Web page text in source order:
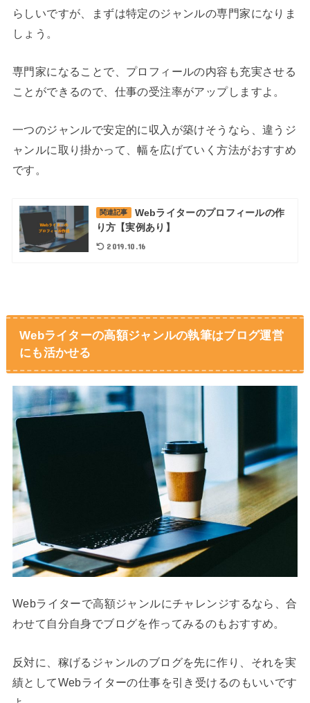
らしいですが、まずは特定のジャンルの専門家になりま
しょう。
専門家になることで、プロフィールの内容も充実させる
ことができるので、仕事の受注率がアップしますよ。
一つのジャンルで安定的に収入が築けそうなら、違うジ
ャンルに取り掛かって、幅を広げていく方法がおすすめ
です。
関連記事
Webライターのプロフィールの作
り方【実例あり】
2019.10.16
Webライターの高額ジャンルの執筆はブログ運営
にも活かせる
Webライターで高額ジャンルにチャレンジするなら、合
わせて自分自身でブログを作ってみるのもおすすめ。
反対に、稼げるジャンルのブログを先に作り、それを実
績としてWebライターの仕事を引き受けるのもいいです